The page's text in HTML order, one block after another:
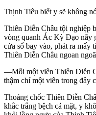
Thịnh Tiêu biết y sẽ không
Thiên Diễn Châu tội nghiệp
vòng quanh Ác Kỳ Đạo nãy
cửa sổ bay vào, phát ra mấy
Thiên Diễn Châu ngoan
—Mỗi một viên Thiên Diễn
thậm chí một viên trong đây
Thoáng chốc Thiên Diễn
khắc trắng bệch cả mặt, y